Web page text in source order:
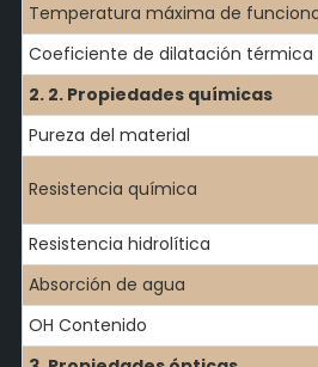
Temperatura máxima de
Coeficiente de dilatación térmica
2. 2. Propiedades químicas
Pureza del material
Resistencia química
Resistencia hidrolítica
Absorción de agua
OH Contenido